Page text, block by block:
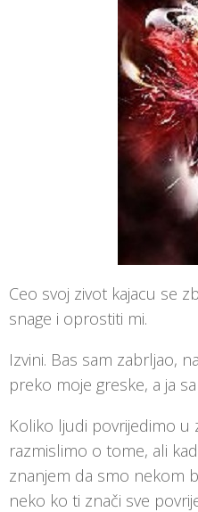
Ceo svoj zivot kajacu se
snage i oprostiti mi.
Izvini. Bas sam zabrljao,
preko moje greske, a ja
Koliko ljudi povrijedimo
razmislimo o tome, ali
znanjem da smo nekom
neko ko ti znači sve